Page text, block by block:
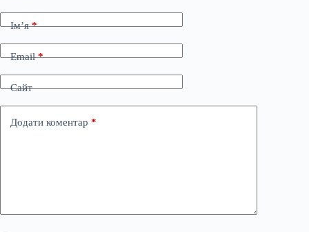
Ім’я*
Email*
Сайт
Додати коментар *